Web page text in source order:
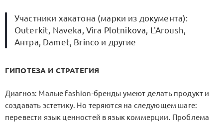
Участники хакатона (марки из документа):
Outerkit, Naveka, Vira Plotnikova, L'Aroush,
Антра, Damet, Brinco и другие
ГИПОТЕЗА И СТРАТЕГИЯ
Диагноз: Малые fashion-бренды умеют делать продукт и
создавать эстетику. Но теряются на следующем шаге:
перевести язык ценностей в язык коммерции. Проблема